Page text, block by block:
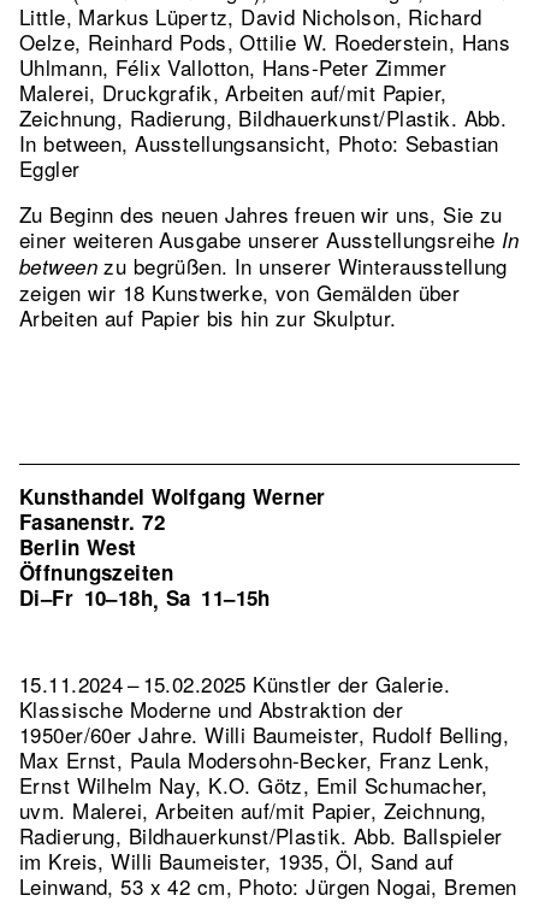
Little, Markus Lüpertz, David Nicholson, Richard
Oelze, Reinhard Pods, Ottilie W. Roederstein, Hans
Uhlmann, Félix Vallotton, Hans-Peter Zimmer
Malerei, Druckgrafik, Arbeiten auf/mit Papier,
Zeichnung, Radierung, Bildhauerkunst/Plastik. Abb.
In between, Ausstellungsansicht, Photo: Sebastian
Eggler
Zu Beginn des neuen Jahres freuen wir uns, Sie zu
einer weiteren Ausgabe unserer Ausstellungsreihe In
betweenzu begrüßen. In unserer Winterausstellung
zeigen wir 18 Kunstwerke, von Gemälden über
Arbeiten auf Papier bis hin zur Skulptur.
Kunsthandel Wolfgang Werner
Fasanenstr. 72
Berlin West
Öffnungszeiten
Di–Fr 10–18h, Sa 11–15h
15.11.2024 – 15.02.2025 Künstler der Galerie.
Klassische Moderne und Abstraktion der
1950er/60er Jahre. Willi Baumeister, Rudolf Belling,
Max Ernst, Paula Modersohn-Becker, Franz Lenk,
Ernst Wilhelm Nay, K.O. Götz, Emil Schumacher,
uvm. Malerei, Arbeiten auf/mit Papier, Zeichnung,
Radierung, Bildhauerkunst/Plastik. Abb. Ballspieler
im Kreis, Willi Baumeister, 1935, Öl, Sand auf
Leinwand, 53 x 42 cm, Photo: Jürgen Nogai, Bremen